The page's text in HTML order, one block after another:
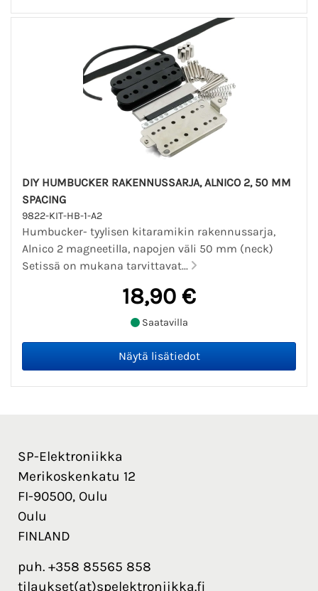
DIY HUMBUCKER RAKENNUSSARJA, ALNICO 2, 50 MM
SPACING
9822-KIT-HB-1-A2
Humbucker- tyylisen kitaramikin rakennussarja,
Alnico 2 magneetilla, napojen väli 50 mm (neck)
Setissä on mukana tarvittavat...
18,90 €
Saatavilla
SP-Elektroniikka
Merikoskenkatu 12
FI-90500, Oulu
Oulu
FINLAND
puh. +358 85565 858
tilaukset(at)spelektroniikka.fi